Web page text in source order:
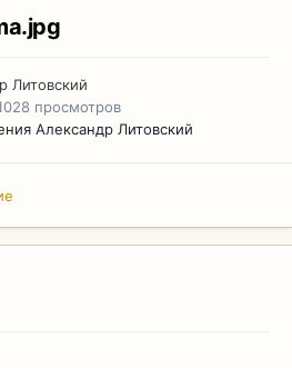
Литовский
просмотров
Александр Литовский